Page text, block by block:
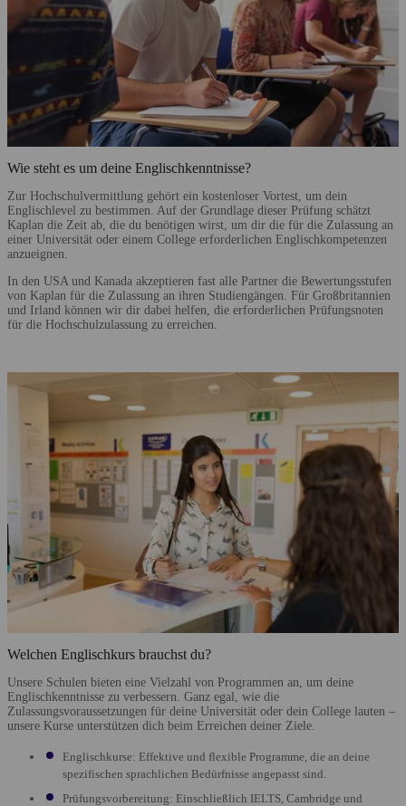
Wie steht es um deine Englischkenntnisse?
Zur Hochschulvermittlung gehört ein kostenloser Vortest, um dein
Englischlevel zu bestimmen. Auf der Grundlage dieser Prüfung schätzt
Kaplan die Zeit ab, die du benötigen wirst, um dir die für die Zulassung an
einer Universität oder einem College erforderlichen Englischkompetenzen
anzueignen.
In den USA und Kanada akzeptieren fast alle Partner die Bewertungsstufen
von Kaplan für die Zulassung an ihren Studiengängen. Für Großbritannien
und Irland können wir dir dabei helfen, die erforderlichen Prüfungsnoten
für die Hochschulzulassung zu erreichen.
Welchen Englischkurs brauchst du?
Unsere Schulen bieten eine Vielzahl von Programmen an, um deine
Englischkenntnisse zu verbessern. Ganz egal, wie die
Zulassungsvoraussetzungen für deine Universität oder dein College lauten –
unsere Kurse unterstützen dich beim Erreichen deiner Ziele.
Englischkurse: Effektive und flexible Programme, die an deine
spezifischen sprachlichen Bedürfnisse angepasst sind.
Prüfungsvorbereitung: Einschließlich IELTS, Cambridge und